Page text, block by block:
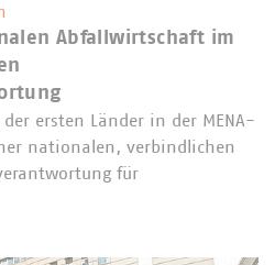
Abfallwirtschaft im
ersten Länder in der MENA-
nationalen, verbindlichen
für